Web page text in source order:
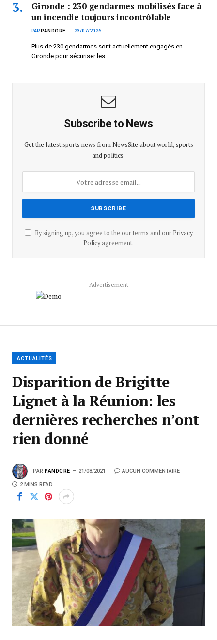
Gironde : 230 gendarmes mobilisés face à
un incendie toujours incontrôlable
PAR PANDORE 23/07/2026
Plus de 230 gendarmes sont actuellement engagés en
Gironde pour sécuriser les…
Subscribe to News
Get the latest sports news from NewsSite about world, sports
and politics.
By signing up, you agree to the our terms and our Privacy
Policyagreement.
Advertisement
ACTUALITÉS
Disparition de Brigitte
Lignet à la Réunion: les
dernières recherches n’ont
rien donné
PAR PANDORE 21/08/2021 AUCUN COMMENTAIRE
2 MINS READ